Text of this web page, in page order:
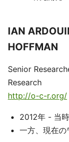
IAN
HOFFMAN
Senior
Research
http://o-c-r.org/
2012年 - 当
一方、現在